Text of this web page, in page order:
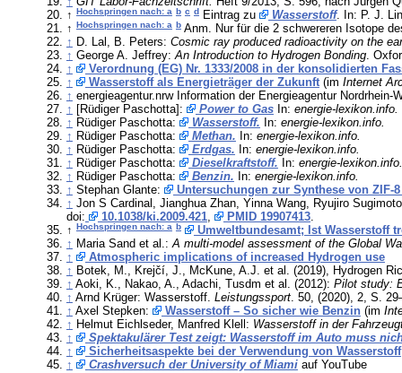
↑ Hochspringen nach: a b c dEintrag zu Wasserstoff. In: P. J.
↑ Hochspringen nach: a bAnm. Nur für die 2 schwereren Isotope
↑ D. Lal, B. Peters: Cosmic ray produced radioactivity on the
↑ George A. Jeffrey:An Introduction to Hydrogen Bonding.
↑
Verordnung (EG) Nr. 1333/2008 in der konsolidierten
↑
Wasserstoff als Energieträger der Zukunft(im Internet
↑ energieagentur.nrw Information der Energieagentur
↑ [Rüdiger Paschotta]: Power to GasIn: energie-lexikon.info.
↑ Rüdiger Paschotta: Wasserstoff. In: energie-lexikon.info.
↑ Rüdiger Paschotta: Methan. In: energie-lexikon.info.
↑ Rüdiger Paschotta: Erdgas. In: energie-lexikon.info.
↑ Rüdiger Paschotta: Dieselkraftstoff. In: energie-lexikon.info.
↑ Rüdiger Paschotta: Benzin. In: energie-lexikon.info.
↑ Stephan Glante:
Untersuchungen zur Synthese von ZIF-
↑ Jon S Cardinal, Jianghua Zhan, Yinna Wang, Ryujiro
doi:
10.1038/ki.2009.421, PMID 19907413.
↑ Hochspringen nach: a b
Umweltbundesamt; Ist Wasserstoff
↑ Maria Sand et al.:A multi-model assessment of the Global
↑
Atmospheric implications of increased Hydrogen use
↑ Botek, M., Krejčí, J., McKune, A.J. et al. (2019), Hydrogen
↑ Aoki, K., Nakao, A., Adachi, Tusdm et al. (2012): Pilot study:
↑ Arnd Krüger: Wasserstoff. Leistungssport. 50, (2020), 2, S.
↑ Axel Stepken: Wasserstoff – So sicher wie Benzin(im
↑ Helmut Eichlseder, Manfred Klell: Wasserstoff in der
↑
Spektakulärer Test zeigt: Wasserstoff im Auto muss
↑
Sicherheitsaspekte bei der Verwendung von Wasserstoff
↑
Crashversuch der University of Miamiauf YouTube